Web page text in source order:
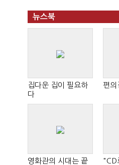
뉴스북
집다운 집이 필요하
다
편의
영화관의 시대는 끝
"CD